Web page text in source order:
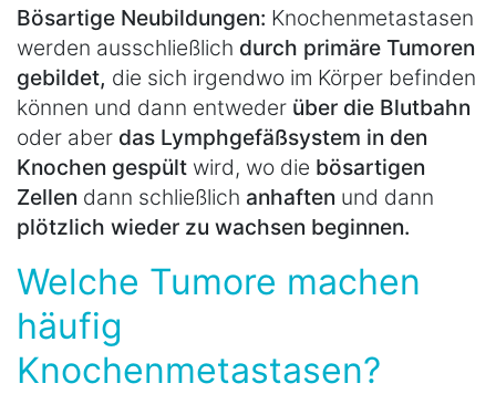
Bösartige Neubildungen: Knochenmetastasen
werden ausschließlich durch primäre Tumoren
gebildet, die sich irgendwo im Körper befinden
können und dann entweder über die Blutbahn
oder aber das Lymphgefäßsystem in den
Knochen gespült wird, wo die bösartigen
Zellen dann schließlich anhaften und dann
plötzlich wieder zu wachsen beginnen.
Welche Tumore machen
häufig
Knochenmetastasen?